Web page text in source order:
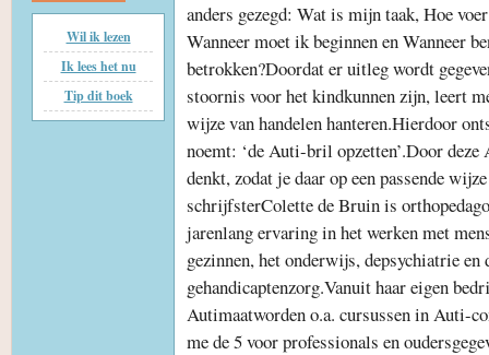
Wil ik lezen
Ik lees het nu
Tip dit boek
anders gezegd: Wat is mijn taak, Hoe
Wanneer moet ik beginnen en Wanneer
betrokken?Doordat er uitleg wordt
stoornis voor het kindkunnen zijn, leert
wijze van handelen hanteren.Hierdoor
noemt: ‘de Auti-bril opzetten’.Door
denkt, zodat je daar op een passende
schrijfsterColette de Bruin is
jarenlang ervaring in het werken met
gezinnen, het onderwijs, depsychiatrie en
gehandicaptenzorg.Vanuit haar eigen
Autimaatworden o.a. cursussen in Auti-
me de 5 voor professionals en